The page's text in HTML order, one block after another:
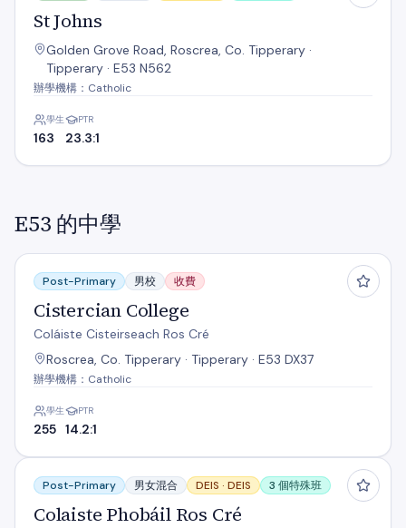
St Johns
Golden Grove Road, Roscrea, Co. Tipperary ·
Tipperary · E53 N562
辦學機構：Catholic
學生
163
PTR
23.3:1
E53 的中學
Cistercian College
Post-Primary 男校 收費
Cistercian College
Coláiste Cisteirseach Ros Cré
Roscrea, Co. Tipperary · Tipperary · E53 DX37
辦學機構：Catholic
學生
255
PTR
14.2:1
Colaiste Phobáil Ros Cré
Post-Primary 男女混合 DEIS · DEIS 3 個特殊班
Colaiste Phobáil Ros Cré